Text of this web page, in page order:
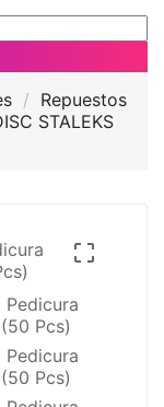
Repuestos
STALEKS
